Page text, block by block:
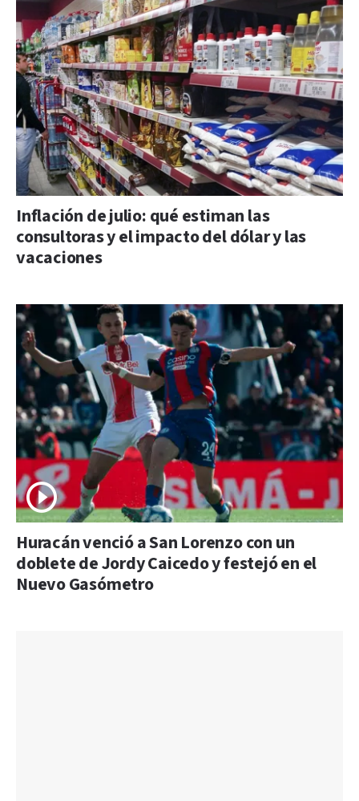
Inflación de julio: qué estiman las
consultoras y el impacto del dólar y las
vacaciones
Huracán venció a San Lorenzo con un
doblete de Jordy Caicedo y festejó en el
Nuevo Gasómetro